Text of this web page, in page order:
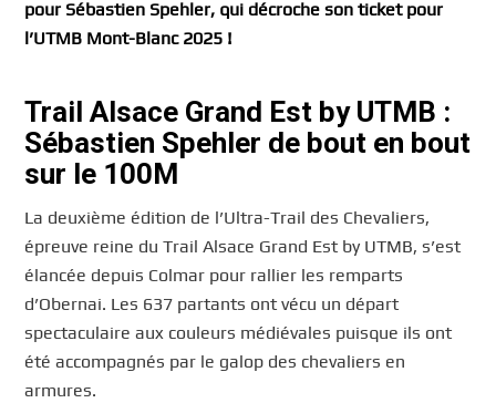
pour Sébastien Spehler, qui décroche son ticket pour
l’UTMB Mont-Blanc 2025 !
Trail Alsace Grand Est by UTMB :
Sébastien Spehler de bout en bout
sur le 100M
La deuxième édition de l’Ultra-Trail des Chevaliers,
épreuve reine du Trail Alsace Grand Est by UTMB, s’est
élancée depuis Colmar pour rallier les remparts
d’Obernai. Les 637 partants ont vécu un départ
spectaculaire aux couleurs médiévales puisque ils ont
été accompagnés par le galop des chevaliers en
armures.